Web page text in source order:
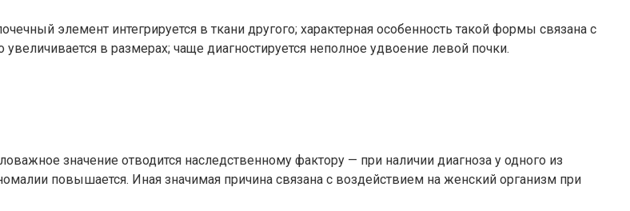
элемент интегрируется в ткани другого; характерная особенность такой формы связана с
в размерах; чаще диагностируется неполное удвоение левой почки.
значение отводится наследственному фактору — при наличии диагноза у одного из
повышается. Иная значимая причина связана с воздействием на женский организм при